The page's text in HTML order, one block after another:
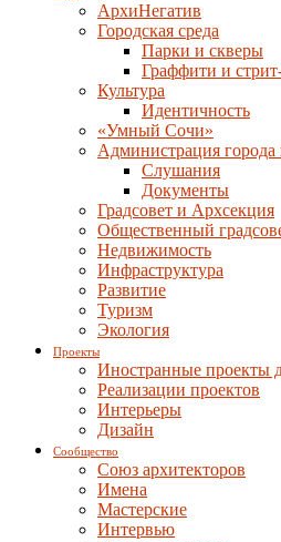
АрхиНегатив
Городская среда
Парки и скверы
Граффити и
Культура
Идентичность
«Умный Сочи»
Администрация
Слушания
Документы
Градсовет и Архсекция
Общественный
Недвижимость
Инфраструктура
Развитие
Туризм
Экология
Проекты
Иностранные проекты
Реализации проектов
Интерьеры
Дизайн
Сообщество
Союз архитекторов
Имена
Мастерские
Интервью